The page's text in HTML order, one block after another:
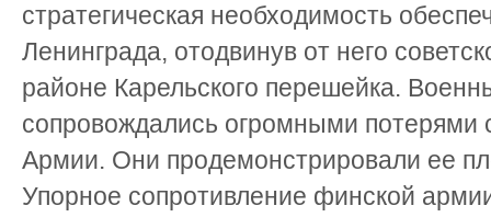
стратегическая необходимость
Ленинграда, отодвинув от него
районе Карельского перешейка.
сопровождались огромными потерями
Армии. Они продемонстрировали ее
Упорное сопротивление финской